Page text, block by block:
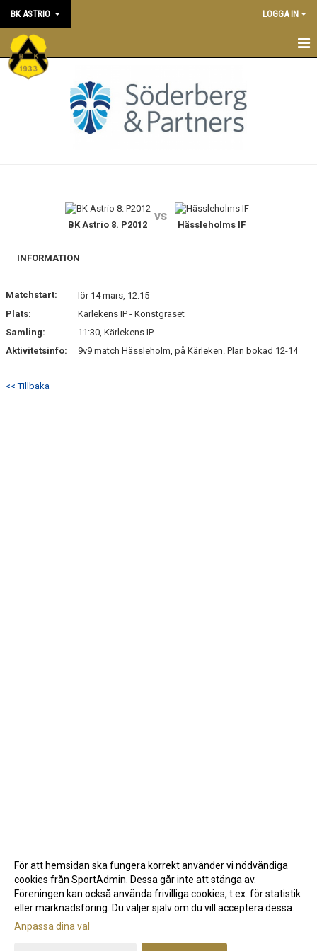
BK ASTRIO LOGGA IN
HEM
BLI MEDLEM
SÖNDRUMS IP
TRYGG I ASTRIO
BK ASTRIO LOPPIS & CAFÉ
BK Astrio 8. P2012
vs
Hässleholms IF
INFORMATION
Matchstart:
lör 14 mars, 12:15
Plats:
Kärlekens IP - Konstgräset
Samling:
11:30, Kärlekens IP
Aktivitetsinfo:
9v9 match Hässleholm, på Kärleken. Plan bokad 12-14
<< Tillbaka
Gå till Webbversion
För att hemsidan ska fungera korrekt använder vi nödvändiga
cookies från SportAdmin. Dessa går inte att stänga av.
Föreningen kan också använda frivilliga cookies, t.ex. för statistik
eller marknadsföring. Du väljer själv om du vill acceptera dessa.
Anpassa dina val